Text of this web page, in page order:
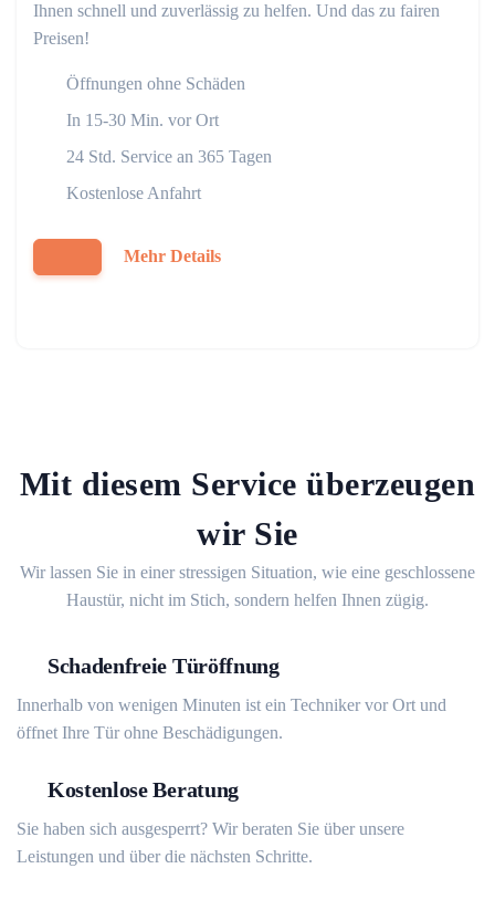
Ihnen schnell und zuverlässig zu helfen. Und das zu fairen
Preisen!
Öffnungen ohne Schäden
In 15-30 Min. vor Ort
24 Std. Service an 365 Tagen
Kostenlose Anfahrt
Mehr Details
Mit diesem Service überzeugen
wir Sie
Wir lassen Sie in einer stressigen Situation, wie eine geschlossene
Haustür, nicht im Stich, sondern helfen Ihnen zügig.
Schadenfreie Türöffnung
Innerhalb von wenigen Minuten ist ein Techniker vor Ort und
öffnet Ihre Tür ohne Beschädigungen.
Kostenlose Beratung
Sie haben sich ausgesperrt? Wir beraten Sie über unsere
Leistungen und über die nächsten Schritte.